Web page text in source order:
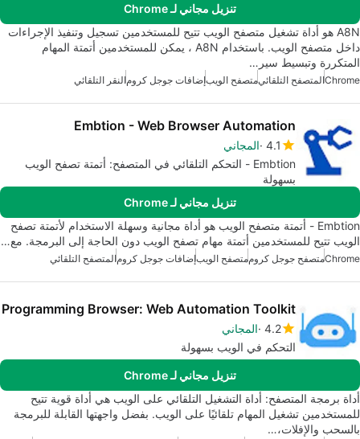
تنزيل مجاني لـ Chrome
A8N هو أداة تشغيل متصفح الويب تتيح للمستخدمين تسجيل وتنفيذ الإجراءات
داخل متصفح الويب. باستخدام A8N ، يمكن للمستخدمين أتمتة المهام
المتكررة وتبسيط سير…
Chromeالمتصفح التلقائيمتصفح الويبإضافات جوجل كرومالنقر التلقائي
Embtion - Web Browser Automation
4.1 المجاني
Embtion - التحكم التلقائي في المتصفح: أتمتة تصفح الويب
بسهولة
تنزيل مجاني لـ Chrome
Embtion - أتمتة متصفح الويب هو أداة مجانية وسهلة الاستخدام لأتمتة تصفح
الويب تتيح للمستخدمين أتمتة مهام تصفح الويب دون الحاجة إلى البرمجة. مع…
Chromeمتصفح جوجل كروممتصفح الويبإضافات جوجل كرومالمتصفح التلقائي
Programming Browser: Web Automation Toolkit
4.2 المجاني
التحكم في الويب بسهولة
تنزيل مجاني لـ Chrome
أداة برمجة المتصفح: أداة التشغيل التلقائي على الويب هي أداة قوية تتيح
للمستخدمين تشغيل المهام تلقائيًا على الويب. بفضل واجهتها القابلة للبرمجة
بالسحب والإفلات،…